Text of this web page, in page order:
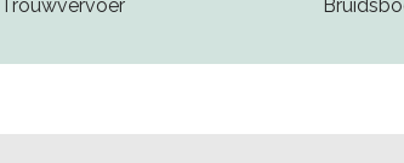
Trouwvervoer